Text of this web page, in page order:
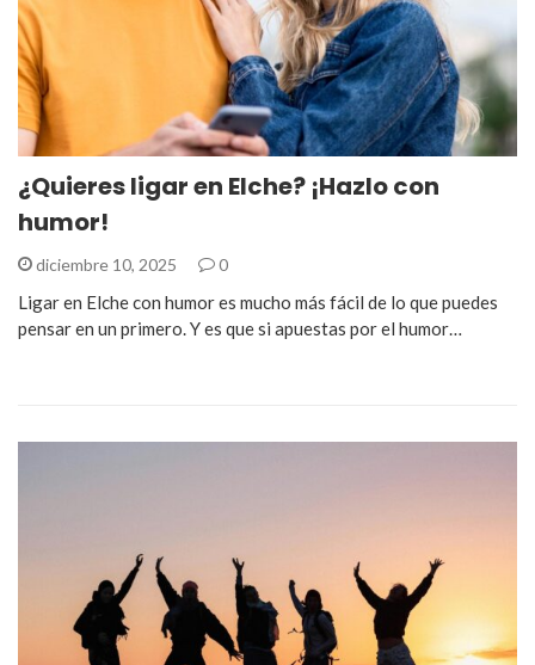
¿Quieres ligar en Elche? ¡Hazlo con
humor!
diciembre 10, 2025 0
Ligar en Elche con humor es mucho más fácil de lo que puedes
pensar en un primero. Y es que si apuestas por el humor…